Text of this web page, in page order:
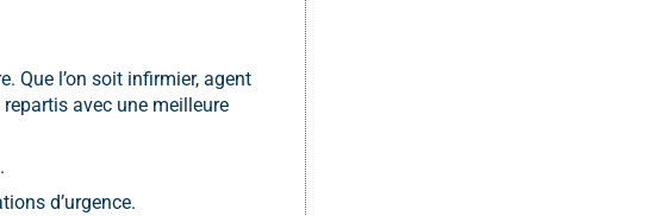
Que l’on soit infirmier, agent
avec une meilleure
d’urgence.